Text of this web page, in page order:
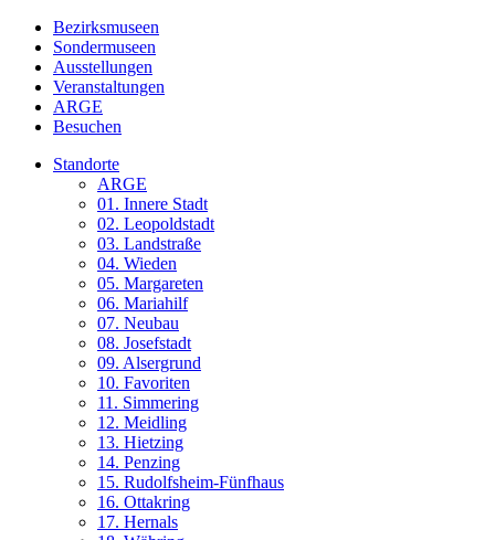
Bezirksmuseen
Sondermuseen
Ausstellungen
Veranstaltungen
ARGE
Besuchen
Standorte
ARGE
01. Innere Stadt
02. Leopoldstadt
03. Landstraße
04. Wieden
05. Margareten
06. Mariahilf
07. Neubau
08. Josefstadt
09. Alsergrund
10. Favoriten
11. Simmering
12. Meidling
13. Hietzing
14. Penzing
15. Rudolfsheim-Fünfhaus
16. Ottakring
17. Hernals